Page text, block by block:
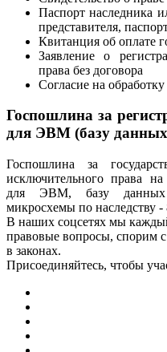
Паспорт наследника
представителя,
Квитанция об оплате
Заявление о
права без договора
Согласие на
Госпошлина за
для ЭВМ (базу
Госпошлина за
исключительного права
для ЭВМ, базу данных
микросхемы по наследству -
В наших соцсетях мы
правовые вопросы, спорим
в законах.
Присоединяйтесь, чтобы